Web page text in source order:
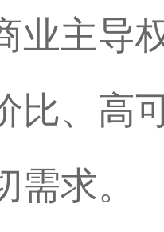
业主导
比、高
需求。